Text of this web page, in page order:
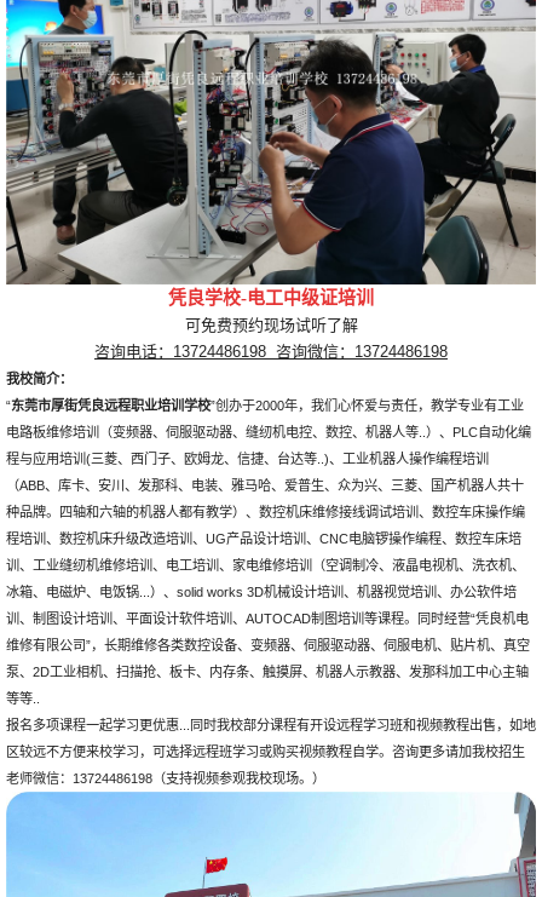
凭良学校-电工中级证培训
可免费预约现场试听了解
咨询电话： 13724486198 咨询微信：13724486198
我校简介：
“东莞市厚街凭良远程职业培训学校”创办于2000年，我们心怀爱与责任，教学专业有工业
电路板维修培训（变频器、伺服驱动器、缝纫机电控、数控、机器人等..）、PLC自动化编
程与应用培训(三菱、西门子、欧姆龙、信捷、台达等..)、工业机器人操作编程培训
（ABB、库卡、安川、发那科、电装、雅马哈、爱普生、众为兴、三菱、国产机器人共十
种品牌。四轴和六轴的机器人都有教学）、数控机床维修接线调试培训、数控车床操作编
程培训、数控机床升级改造培训、UG产品设计培训、CNC电脑锣操作编程、数控车床培
训、工业缝纫机维修培训、电工培训、家电维修培训（空调制冷、液晶电视机、洗衣机、
冰箱、电磁炉、电饭锅...）、solid works 3D机械设计培训、机器视觉培训、办公软件培
训、制图设计培训、平面设计软件培训、AUTOCAD制图培训等课程。同时经营“凭良机电
维修有限公司”，长期维修各类数控设备、变频器、伺服驱动器、伺服电机、贴片机、真空
泵、2D工业相机、扫描抢、板卡、内存条、触摸屏、机器人示教器、发那科加工中心主轴
等等..
报名多项课程一起学习更优惠...同时我校部分课程有开设远程学习班和视频教程出售，如地
区较远不方便来校学习，可选择远程班学习或购买视频教程自学。咨询更多请加我校招生
老师微信：13724486198（支持视频参观我校现场。）